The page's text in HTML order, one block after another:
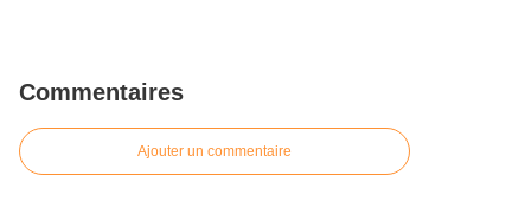
Commentaires
Ajouter un commentaire